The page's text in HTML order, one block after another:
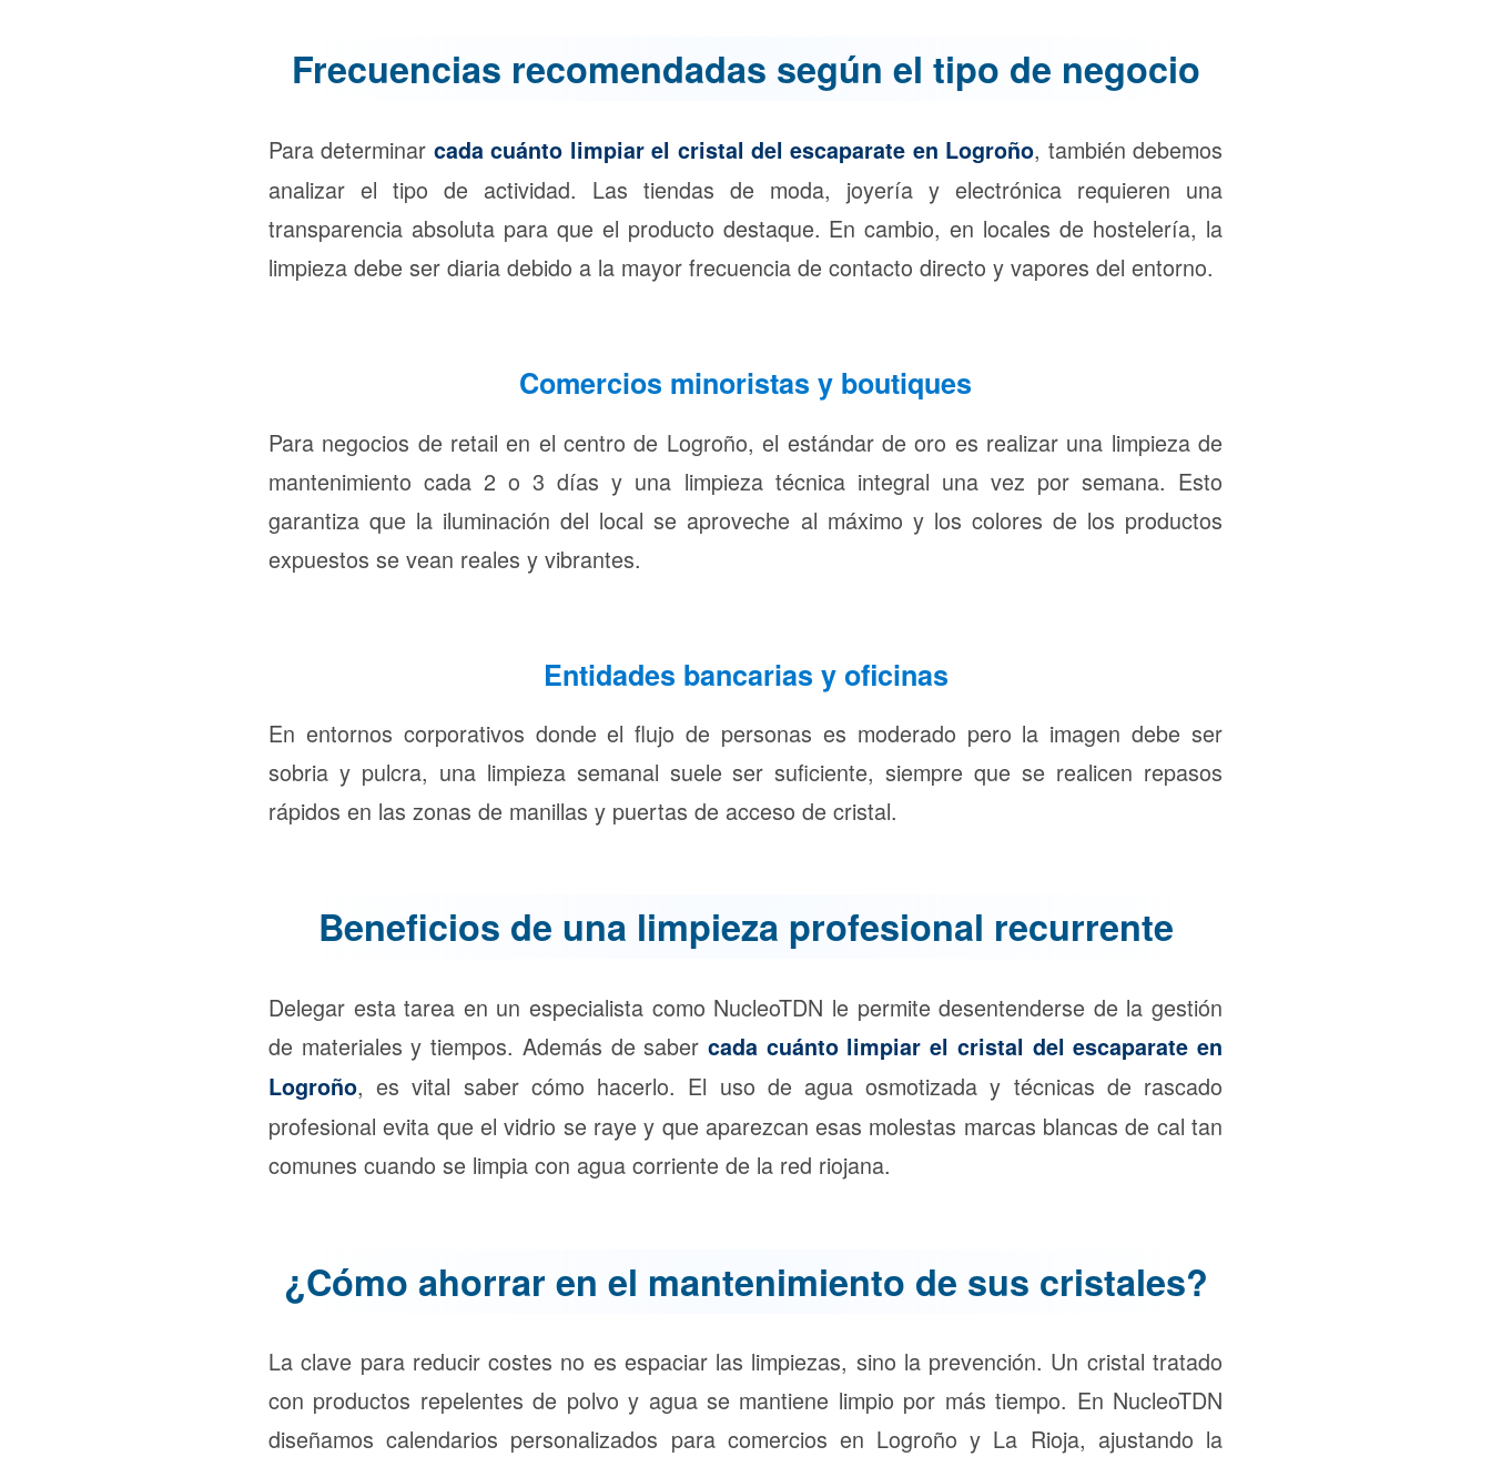
Frecuencias recomendadas según el tipo de negocio
Para determinar cada cuánto limpiar el cristal del escaparate en Logroño, también debemos
analizar el tipo de actividad. Las tiendas de moda, joyería y electrónica requieren una
transparencia absoluta para que el producto destaque. En cambio, en locales de hostelería, la
limpieza debe ser diaria debido a la mayor frecuencia de contacto directo y vapores del entorno.
Comercios minoristas y boutiques
Para negocios de retail en el centro de Logroño, el estándar de oro es realizar una limpieza de
mantenimiento cada 2 o 3 días y una limpieza técnica integral una vez por semana. Esto
garantiza que la iluminación del local se aproveche al máximo y los colores de los productos
expuestos se vean reales y vibrantes.
Entidades bancarias y oficinas
En entornos corporativos donde el flujo de personas es moderado pero la imagen debe ser
sobria y pulcra, una limpieza semanal suele ser suficiente, siempre que se realicen repasos
rápidos en las zonas de manillas y puertas de acceso de cristal.
Beneficios de una limpieza profesional recurrente
Delegar esta tarea en un especialista como NucleoTDN le permite desentenderse de la gestión
de materiales y tiempos. Además de saber cada cuánto limpiar el cristal del escaparate en
Logroño, es vital saber cómo hacerlo. El uso de agua osmotizada y técnicas de rascado
profesional evita que el vidrio se raye y que aparezcan esas molestas marcas blancas de cal tan
comunes cuando se limpia con agua corriente de la red riojana.
¿Cómo ahorrar en el mantenimiento de sus cristales?
La clave para reducir costes no es espaciar las limpiezas, sino la prevención. Un cristal tratado
con productos repelentes de polvo y agua se mantiene limpio por más tiempo. En NucleoTDN
diseñamos calendarios personalizados para comercios en Logroño y La Rioja, ajustando la